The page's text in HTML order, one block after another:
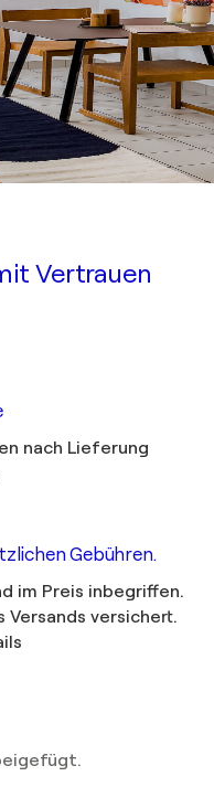
Vertrauen
nach Lieferung
Gebühren.
im Preis inbegriffen.
Versands versichert.